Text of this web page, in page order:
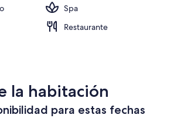
Spa
Restaurante
la habitación
para estas fechas